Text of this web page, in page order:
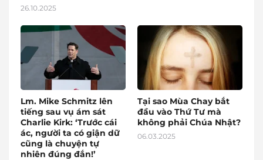
26.10.2025
Lm. Mike Schmitz lên
tiếng sau vụ ám sát
Charlie Kirk: ‘Trước cái
ác, người ta có giận dữ
cũng là chuyện tự
nhiên đúng đắn!’
Tại sao Mùa Chay bắt
đầu vào Thứ Tư mà
không phải Chúa Nhật?
06.03.2025